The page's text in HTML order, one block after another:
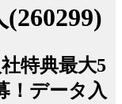
特典最大5
！データ入